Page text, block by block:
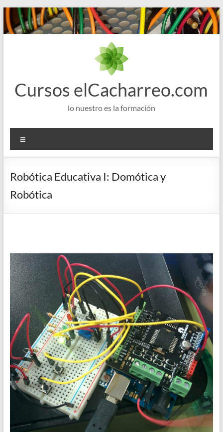
Saltar
al
contenido
Cursos elCacharreo.com
lo nuestro es la formación
Robótica Educativa I: Domótica y
Robótica